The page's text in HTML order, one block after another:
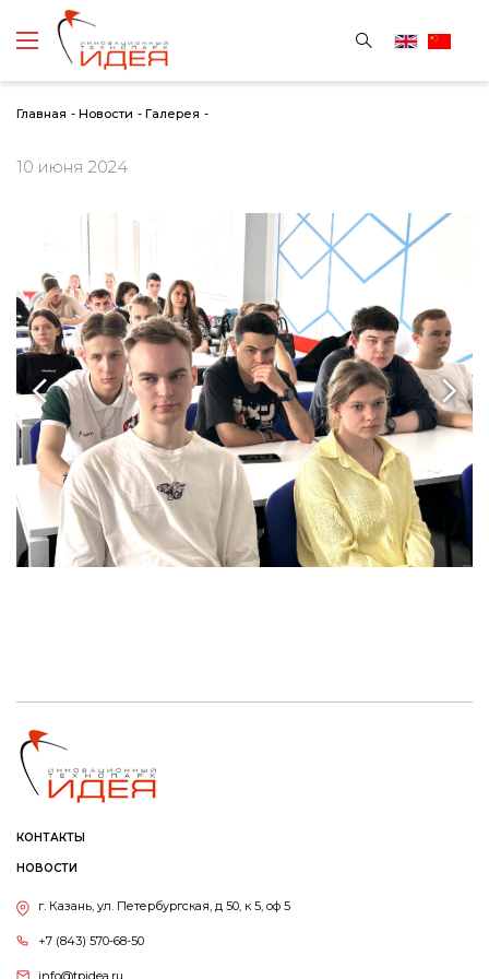
Главная - Новости - Галерея -
10 июня 2024
КОНТАКТЫ
НОВОСТИ
г. Казань, ул. Петербургская, д 50, к 5, оф 5
+7 (843) 570-68-50
info@tpidea.ru